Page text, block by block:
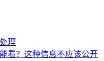
理
看？这种信息不应该公开